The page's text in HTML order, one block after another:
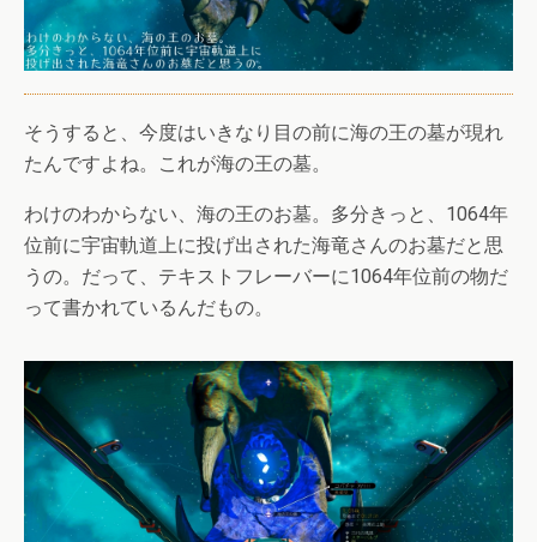
そうすると、今度はいきなり目の前に海の王の墓が現れ
たんですよね。これが海の王の墓。
わけのわからない、海の王のお墓。多分きっと、1064年
位前に宇宙軌道上に投げ出された海竜さんのお墓だと思
うの。だって、テキストフレーバーに1064年位前の物だ
って書かれているんだもの。